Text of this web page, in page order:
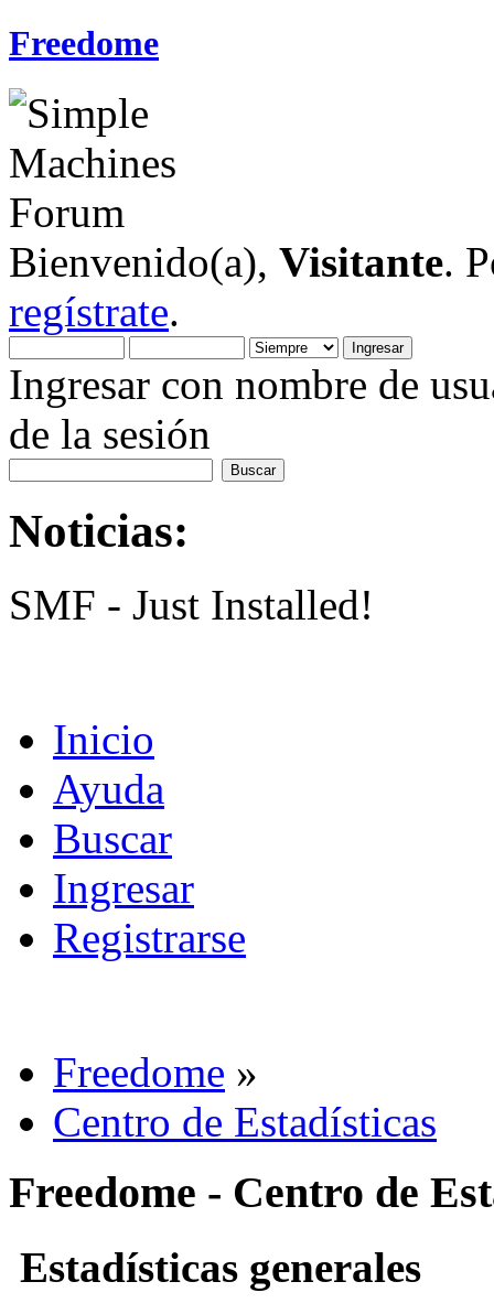
Freedome
Bienvenido(a), Visitante.
regístrate.
Ingresar con nombre de
de la sesión
Noticias:
SMF - Just Installed!
Inicio
Ayuda
Buscar
Ingresar
Registrarse
Freedome »
Centro de Estadísticas
Freedome - Centro de
Estadísticas generales